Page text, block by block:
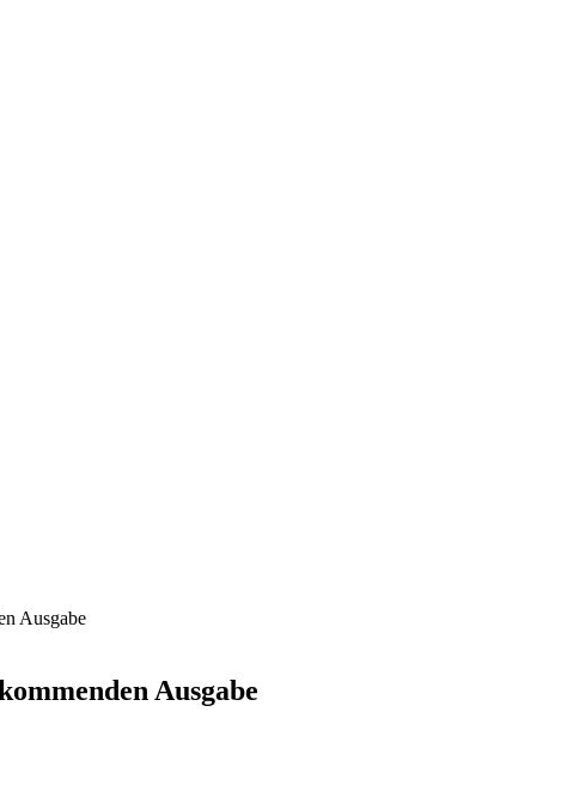
Ausgabe
Ausgabe